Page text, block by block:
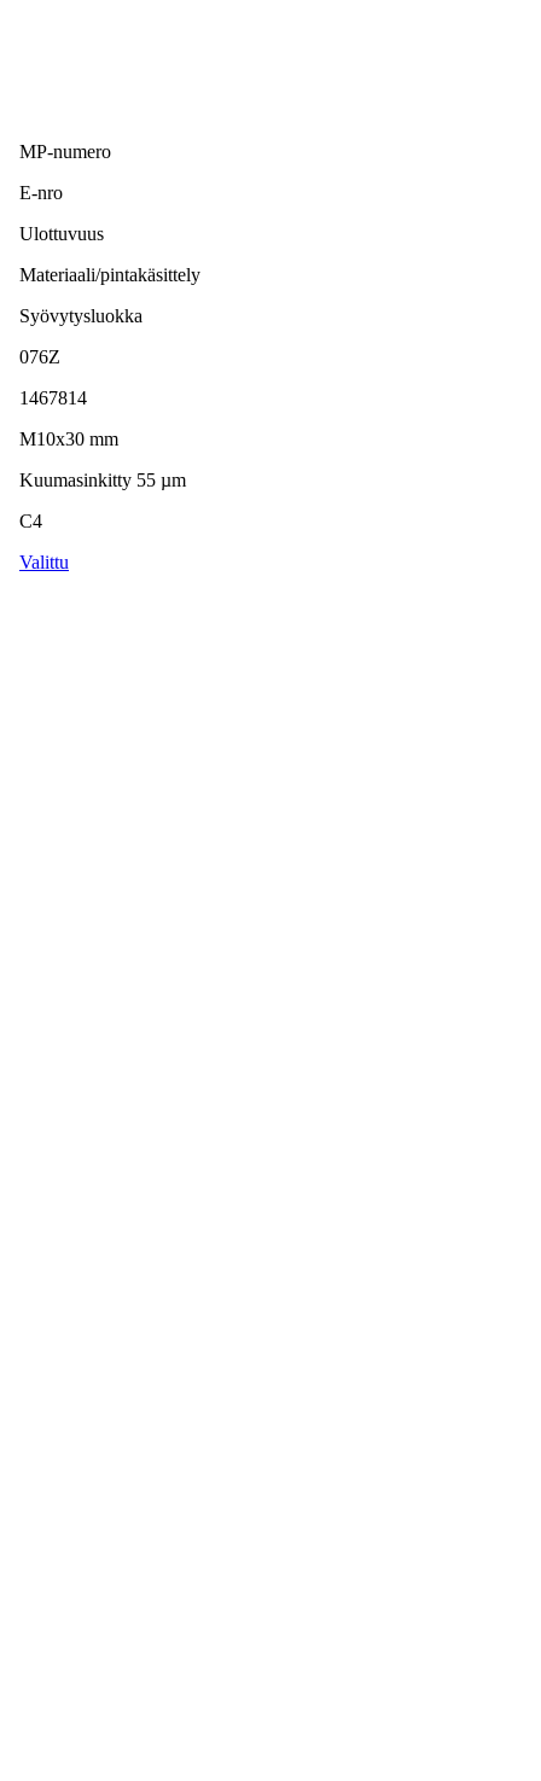
MP-numero
E-nro
Ulottuvuus
Materiaali/pintakäsittely
Syövytysluokka
076Z
1467814
M10x30 mm
Kuumasinkitty 55 µm
C4
Valittu